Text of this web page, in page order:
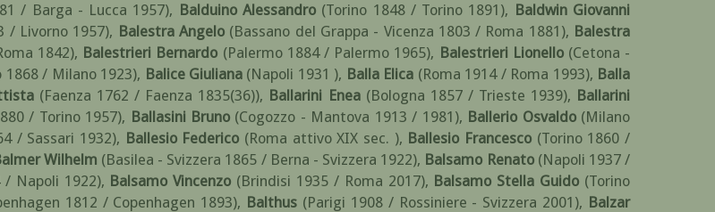
/ Barga - Lucca 1957), Balduino Alessandro (Torino 1848 / Torino 1891), Baldwin Giovanni
/ Livorno 1957), Balestra Angelo (Bassano del Grappa - Vicenza 1803 / Roma 1881), Balestra
1842), Balestrieri Bernardo (Palermo 1884 / Palermo 1965), Balestrieri Lionello (Cetona -
1868 / Milano 1923), Balice Giuliana (Napoli 1931 ), Balla Elica (Roma 1914 / Roma 1993), Balla
(Faenza 1762 / Faenza 1835(36)), Ballarini Enea (Bologna 1857 / Trieste 1939), Ballarini
/ Torino 1957), Ballasini Bruno (Cogozzo - Mantova 1913 / 1981), Ballerio Osvaldo (Milano
/ Sassari 1932), Ballesio Federico (Roma attivo XIX sec. ), Ballesio Francesco (Torino 1860 /
Wilhelm (Basilea - Svizzera 1865 / Berna - Svizzera 1922), Balsamo Renato (Napoli 1937 /
/ Napoli 1922), Balsamo Vincenzo (Brindisi 1935 / Roma 2017), Balsamo Stella Guido (Torino
1812 / Copenhagen 1893), Balthus (Parigi 1908 / Rossiniere - Svizzera 2001), Balzar